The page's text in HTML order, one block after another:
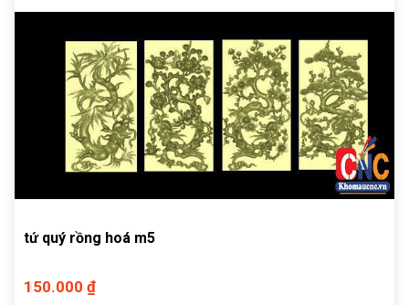
tứ quý rồng hoá m5
150.000 ₫